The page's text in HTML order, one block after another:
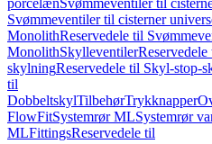
porcelænSvømmeventiler til
Svømmeventiler til cisterner
MonolithReservedele til
MonolithSkylleventiler
skylningReservedele til Skyl-stop-
til
DobbeltskylTilbehørTrykknapper
FlowFitSystemrør MLSystemrør
MLFittingsReservedele til